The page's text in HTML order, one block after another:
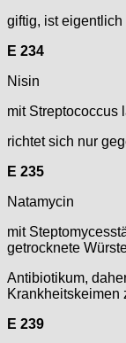
giftig, ist eigentlich
E 234
Nisin
mit Streptococcus
richtet sich nur
E 235
Natamycin
mit
getrocknete
Antibiotikum,
Krankheitskeimen
E 239